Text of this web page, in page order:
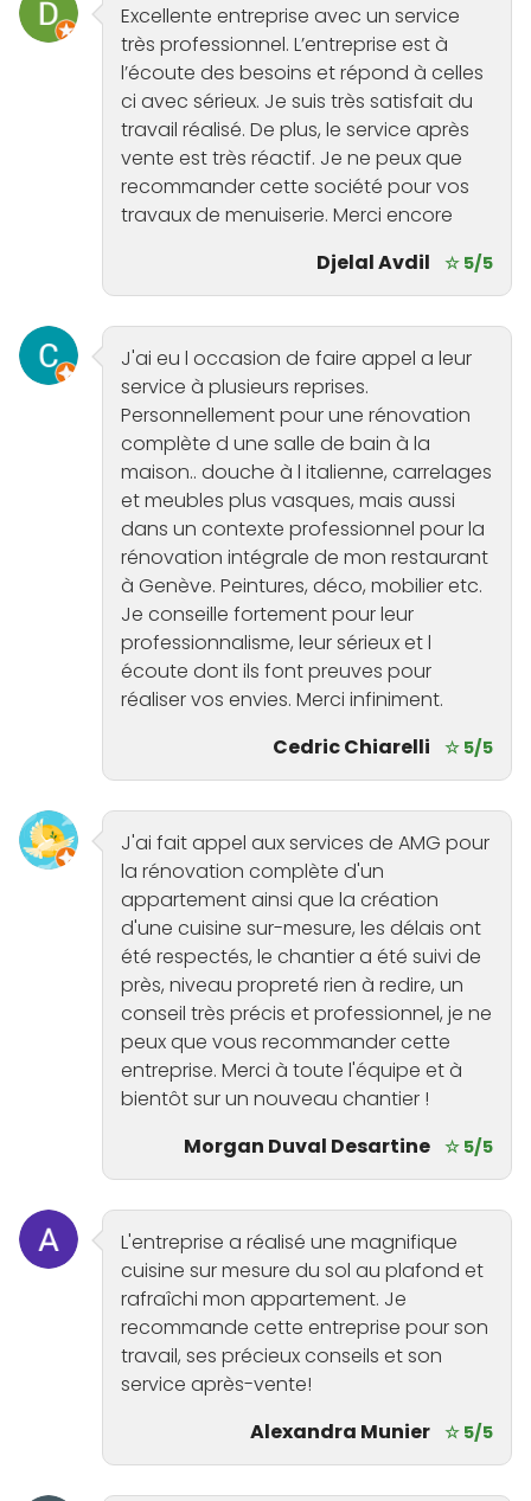
Excellente entreprise avec un service
très professionnel. L’entreprise est à
l’écoute des besoins et répond à celles
ci avec sérieux. Je suis très satisfait du
travail réalisé. De plus, le service après
vente est très réactif. Je ne peux que
recommander cette société pour vos
travaux de menuiserie. Merci encore
Djelal Avdil
☆ 5/5
J'ai eu l occasion de faire appel a leur
service à plusieurs reprises.
Personnellement pour une rénovation
complète d une salle de bain à la
maison.. douche à l italienne, carrelages
et meubles plus vasques, mais aussi
dans un contexte professionnel pour la
rénovation intégrale de mon restaurant
à Genève. Peintures, déco, mobilier etc.
Je conseille fortement pour leur
professionnalisme, leur sérieux et l
écoute dont ils font preuves pour
réaliser vos envies. Merci infiniment.
Cedric Chiarelli
☆ 5/5
J'ai fait appel aux services de AMG pour
la rénovation complète d'un
appartement ainsi que la création
d'une cuisine sur-mesure, les délais ont
été respectés, le chantier a été suivi de
près, niveau propreté rien à redire, un
conseil très précis et professionnel, je ne
peux que vous recommander cette
entreprise. Merci à toute l'équipe et à
bientôt sur un nouveau chantier !
Morgan Duval Desartine ☆ 5/5
L'entreprise a réalisé une magnifique
cuisine sur mesure du sol au plafond et
rafraîchi mon appartement. Je
recommande cette entreprise pour son
travail, ses précieux conseils et son
service après-vente!
Alexandra Munier ☆ 5/5